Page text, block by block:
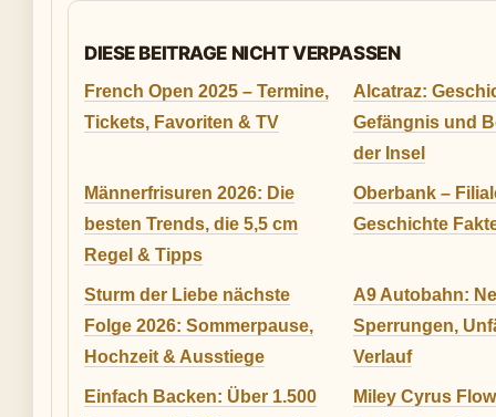
DIESE BEITRAGE NICHT VERPASSEN
French Open 2025 – Termine,
Tickets, Favoriten & TV
Alcatraz:
Gefängnis und
der Insel
Männerfrisuren 2026: Die
besten Trends, die 5,5 cm
Regel & Tipps
Oberbank –
Geschichte
Sturm der Liebe nächste
Folge 2026: Sommerpause,
Hochzeit & Ausstiege
A9 Autobahn:
Sperrungen,
Verlauf
Einfach Backen: Über 1.500
Miley Cyrus